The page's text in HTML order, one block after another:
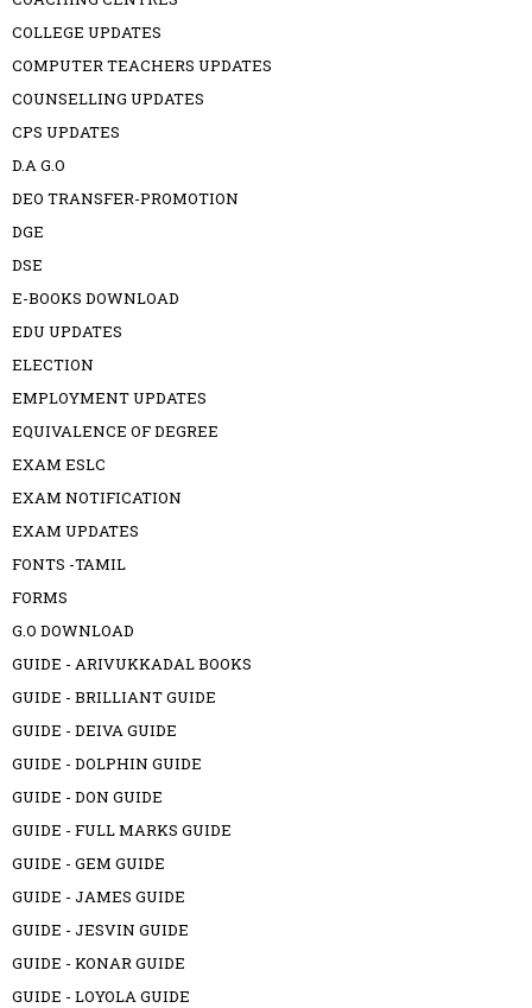
COLLEGE UPDATES
COMPUTER TEACHERS UPDATES
COUNSELLING UPDATES
CPS UPDATES
D.A G.O
DEO TRANSFER-PROMOTION
DGE
DSE
E-BOOKS DOWNLOAD
EDU UPDATES
ELECTION
EMPLOYMENT UPDATES
EQUIVALENCE OF DEGREE
EXAM ESLC
EXAM NOTIFICATION
EXAM UPDATES
FONTS -TAMIL
FORMS
G.O DOWNLOAD
GUIDE - ARIVUKKADAL BOOKS
GUIDE - BRILLIANT GUIDE
GUIDE - DEIVA GUIDE
GUIDE - DOLPHIN GUIDE
GUIDE - DON GUIDE
GUIDE - FULL MARKS GUIDE
GUIDE - GEM GUIDE
GUIDE - JAMES GUIDE
GUIDE - JESVIN GUIDE
GUIDE - KONAR GUIDE
GUIDE - LOYOLA GUIDE